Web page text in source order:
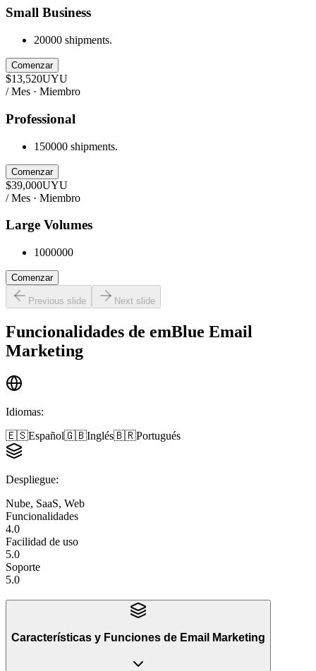
Small Business
20000 shipments.
Comenzar
$13,520UYU
/ Mes · Miembro
Professional
150000 shipments.
Comenzar
$39,000UYU
/ Mes · Miembro
Large Volumes
1000000
Comenzar
Previous slide Next slide
Funcionalidades de emBlue Email
Marketing
Idiomas:
🇪🇸Español🇬🇧Inglés🇧🇷Portugués
Despliegue:
Nube, SaaS, Web
Funcionalidades
4.0
Facilidad de uso
5.0
Soporte
5.0
Características y Funciones de Email Marketing